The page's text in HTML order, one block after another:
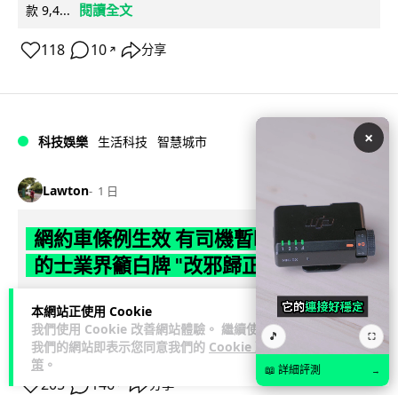
本網站正使用 Cookie
我們使用 Cookie 改善網站體驗。 繼續使用
我們的網站即表示您同意我們的 Cookie 政
策 。
款 9,4...
閱讀全文
118 10 ↗ 分享
科技娛樂 生活科技 智慧城市
Lawton 1 日
網約車條例生效 有司機暫時停工避風頭
的士業界籲白牌 "改邪歸正"
規管網約車法例大部分條文已於 8 月 3 日生效，的士業界就期
望白牌車司機，能夠「改邪歸正」回流駕駛的士。新例大幅提
高罰則，首次定罪最高罰款... 閱讀全文
205 146 ↗ 分享
×
🎵 ⛶
📖 詳細評測 →